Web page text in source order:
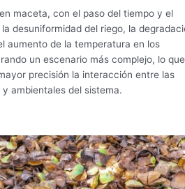
maceta, con el paso del tiempo y el
desuniformidad del riego, la
aumento de la temperatura en los
un escenario más complejo, lo que
precisión la interacción entre las
ambientales del sistema.